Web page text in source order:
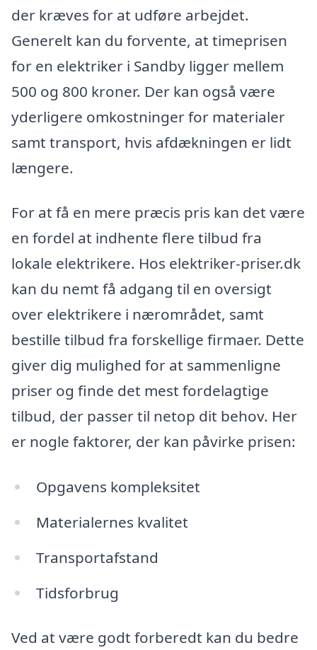
der kræves for at udføre arbejdet.
Generelt kan du forvente, at timeprisen
for en elektriker i Sandby ligger mellem
500 og 800 kroner. Der kan også være
yderligere omkostninger for materialer
samt transport, hvis afdækningen er lidt
længere.
For at få en mere præcis pris kan det være
en fordel at indhente flere tilbud fra
lokale elektrikere. Hos elektriker-priser.dk
kan du nemt få adgang til en oversigt
over elektrikere i nærområdet, samt
bestille tilbud fra forskellige firmaer. Dette
giver dig mulighed for at sammenligne
priser og finde det mest fordelagtige
tilbud, der passer til netop dit behov. Her
er nogle faktorer, der kan påvirke prisen:
Opgavens kompleksitet
Materialernes kvalitet
Transportafstand
Tidsforbrug
Ved at være godt forberedt kan du bedre